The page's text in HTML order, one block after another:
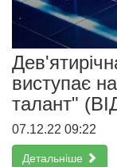
виступає
талант"
07.12.22 09:22
Детальніше